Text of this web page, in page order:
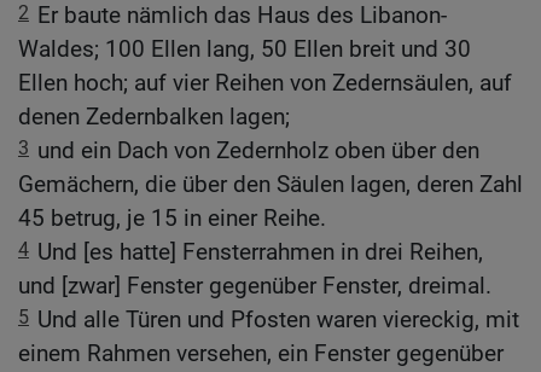
2 Er baute nämlich das Haus des Libanon-
Waldes; 100 Ellen lang, 50 Ellen breit und 30
Ellen hoch; auf vier Reihen von Zedernsäulen, auf
denen Zedernbalken lagen;
3 und ein Dach von Zedernholz oben über den
Gemächern, die über den Säulen lagen, deren Zahl
45 betrug, je 15 in einer Reihe.
4 Und [es hatte] Fensterrahmen in drei Reihen,
und [zwar] Fenster gegenüber Fenster, dreimal.
5 Und alle Türen und Pfosten waren viereckig, mit
einem Rahmen versehen, ein Fenster gegenüber